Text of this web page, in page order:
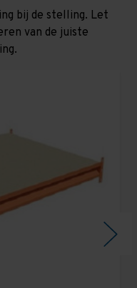
bij de stelling. Let
van de juiste